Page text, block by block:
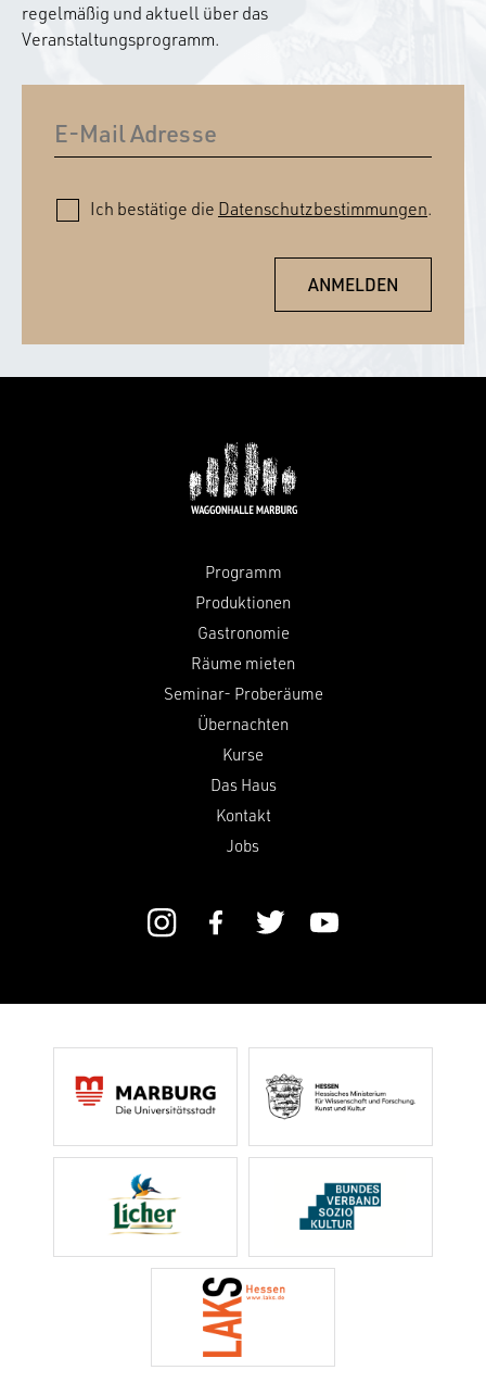
regelmäßig und aktuell über das
Veranstaltungsprogramm.
Ich bestätige die Datenschutzbestimmungen.
Programm
Produktionen
Gastronomie
Räume mieten
Seminar- Proberäume
Übernachten
Kurse
Das Haus
Kontakt
Jobs